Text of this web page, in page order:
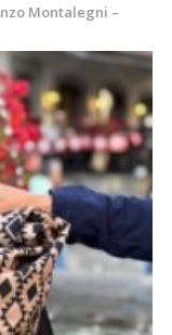
Montalegni –